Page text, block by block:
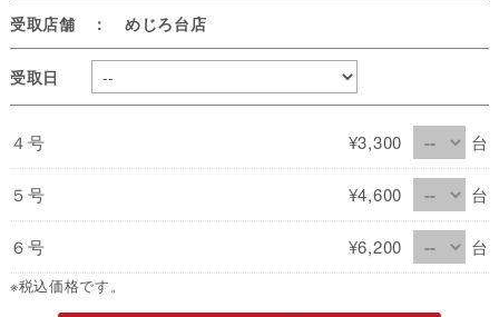
受取店舗 ： めじろ台店
受取日
４号 ¥3,300 台
５号 ¥4,600 台
６号 ¥6,200 台
※税込価格です。